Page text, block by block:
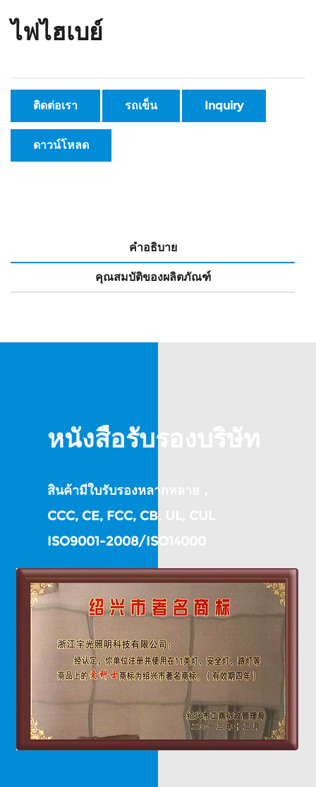
ไฟไฮเบย์
ติดต่อเรา รถเข็น Inquiry
ดาวน์โหลด
คำอธิบาย
คุณสมบัติของผลิตภัณฑ์
หนังสือรับรองบริษัท
สินค้ามีใบรับรองหลากหลาย，
CCC, CE, FCC, CB, UL, CUL
ISO9001-2008/ISO14000